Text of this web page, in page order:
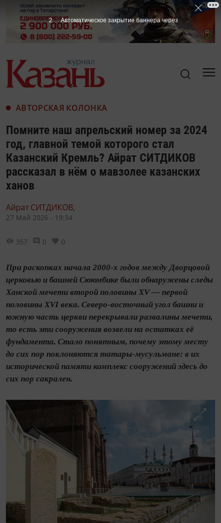
АВТОРСКАЯ КОЛОНКА
Помните наш апрельский номер за 2024
год, главной темой которого стал
Казанский Кремль? Айрат СИТДИКОВ
рассказал в нём о мавзолее казанских
ханов
Айрат СИТДИКОВ,
27 Май 2026 - 19:34
357 0 0
При раскопках начала 2000-х годов между Дворцовой
церковью и башней Сююмбике были обнаружены следы
Ханской мечети второй половины XV — первой
половины XVI века. Северо-восточный угол башни и
южную часть церкви перекрывали развалины мечети,
то есть эти сооружения возвели на остатках её
фундамента. Стало понятным, почему этому месту
до сих пор поклоняются татары‑мусульмане: в их
исторической памяти комплекс сооружений здесь до
сих пор сакрален.